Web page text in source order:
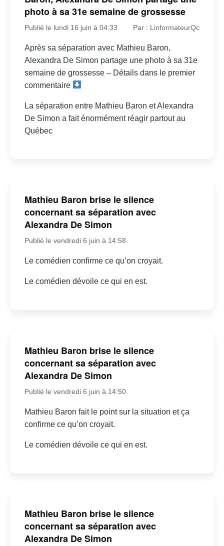
photo à sa 31e semaine de grossesse
Publié le lundi 16 juin à 04:33 Par : LinformateurQc
Après sa séparation avec Mathieu Baron,
Alexandra De Simon partage une photo à sa 31e
semaine de grossesse – Détails dans le premier
commentaire
La séparation entre Mathieu Baron et Alexandra
De Simon a fait énormément réagir partout au
Québec
Mathieu Baron brise le silence
concernant sa séparation avec
Alexandra De Simon
Publié le vendredi 6 juin à 14:58
Le comédien confirme ce qu’on croyait.
Le comédien dévoile ce qui en est.
Mathieu Baron brise le silence
concernant sa séparation avec
Alexandra De Simon
Publié le vendredi 6 juin à 14:50
Mathieu Baron fait le point sur la situation et ça
confirme ce qu’on croyait.
Le comédien dévoile ce qui en est.
Mathieu Baron brise le silence
concernant sa séparation avec
Alexandra De Simon